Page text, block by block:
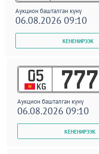
Аукцион башталган күнү
06.08.2026 09:10
05
KG 777
Аукцион башталган күнү
06.08.2026 09:10